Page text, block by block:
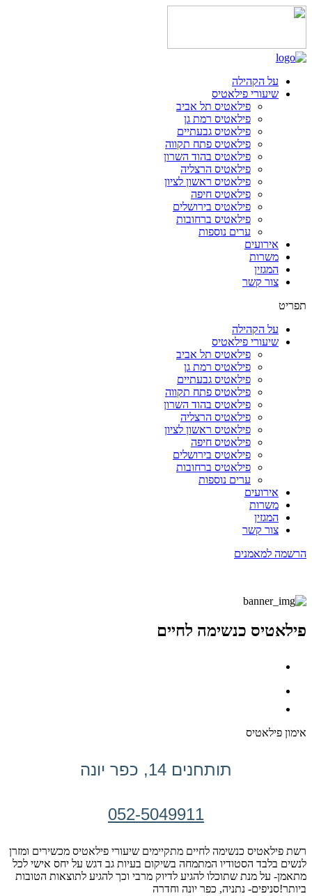
על הקהילה
שיעורי פילאטיס
פילאטיס תל אביב
פילאטיס רמת גן
פילאטיס גבעתיים
פילאטיס פתח תקווה
פילאטיס בהוד השרון
פילאטיס הרצליה
פילאטיס ראשון לציון
פילאטיס חיפה
פילאטיס בירושלים
פילאטיס ברחובות
ערים נוספות
אירועים
משרות
המגזין
צור קשר
תפריט
על הקהילה
שיעורי פילאטיס
פילאטיס תל אביב
פילאטיס רמת גן
פילאטיס גבעתיים
פילאטיס פתח תקווה
פילאטיס בהוד השרון
פילאטיס הרצליה
פילאטיס ראשון לציון
פילאטיס חיפה
פילאטיס בירושלים
פילאטיס ברחובות
ערים נוספות
אירועים
משרות
המגזין
צור קשר
הרשמה למאמנים
פילאטיס כנשימה לחיים
אימון פילאטיס
תותחנים 14, כפר יונה
052-5049911
רשת פילאטיס כנשימה לחיים מתקיימים שיעורי פילאטיס מכשירים ומזרן
לנשים בלבד הסטודיו המתמחה בשיקום בעיות גב דגש על יחס אישי לכל
מתאמן- על מנת שתוכלו להגיע לדיוק מרבי וכך להגיע לתוצאות הטובות
ביותר!סניפים- נתניה, כפר יונה וחדרה